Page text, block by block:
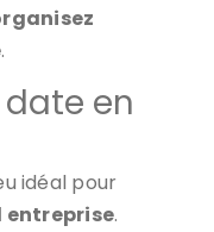
.
en
idéal pour
entreprise.